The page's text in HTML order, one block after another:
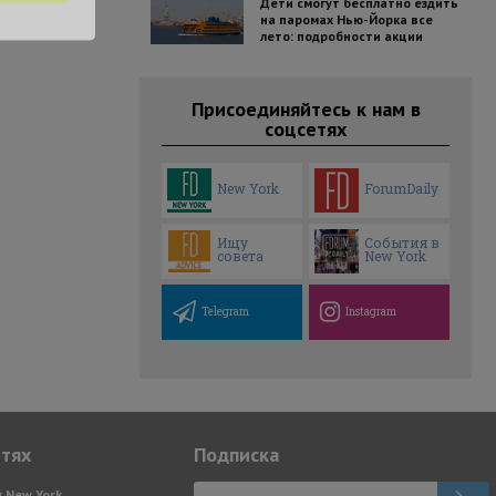
на паромах Нью-Йорка все
лето: подробности акции
Присоединяйтесь к нам в
соцсетях
New York ForumDaily
Ищу
совета
События в
New York
Telegram Instagram
Подписка